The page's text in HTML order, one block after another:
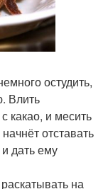
остудить,
Влить
какао, и месить
отставать
дать ему
на